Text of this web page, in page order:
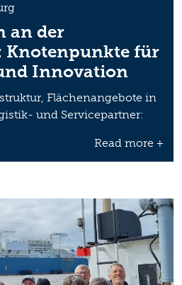
an der
Knotenpunkte für
Innovation
Flächenangebote in
und Servicepartner:
Read more +